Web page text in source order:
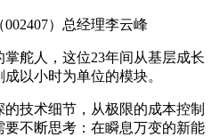
舵人，这位23年间从基层成长
以小时为单位的模块。
技术细节，从极限的成本控制
不断思考：在瞬息万变的新能